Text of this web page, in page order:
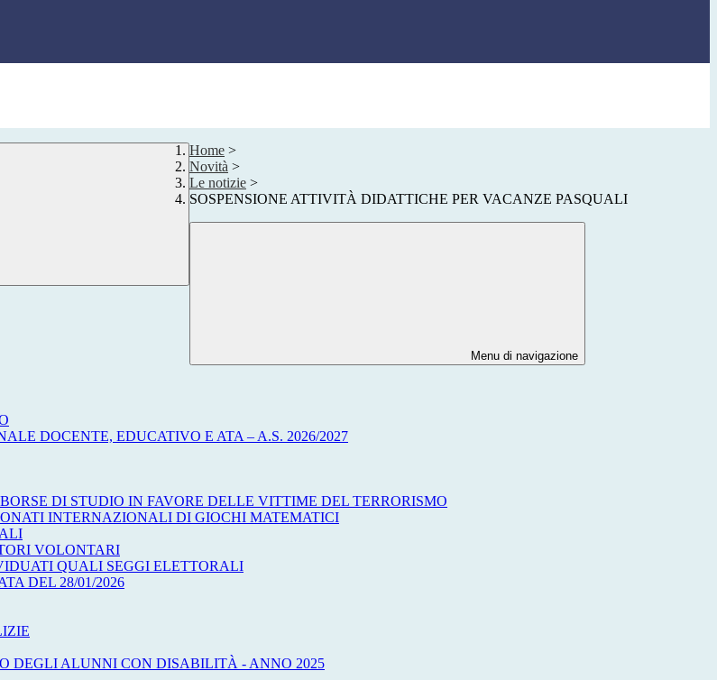
Home >
Novità >
Le notizie >
SOSPENSIONE ATTIVITÀ DIDATTICHE PER VACANZE PASQUALI
Menu di navigazione
DOCENTE, EDUCATIVO E ATA – A.S. 2026/2027
DI STUDIO IN FAVORE DELLE VITTIME DEL TERRORISMO
INTERNAZIONALI DI GIOCHI MATEMATICI
VOLONTARI
QUALI SEGGI ELETTORALI
DEL 28/01/2026
DEGLI ALUNNI CON DISABILITÀ - ANNO 2025